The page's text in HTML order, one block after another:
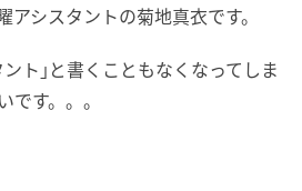
シスタントの菊地真衣です。
ト｣と書くこともなくなってしま
す。。。